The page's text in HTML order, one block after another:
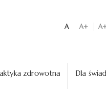
A A+
zdrowotna Dla